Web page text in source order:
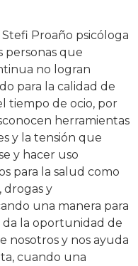
Proaño psicóloga
personas que
no logran
para la calidad de
tiempo de ocio, por
herramientas
y la tensión que
y hacer uso
para la salud como
drogas y
una manera para
da la oportunidad de
nosotros y nos ayuda
cuando una